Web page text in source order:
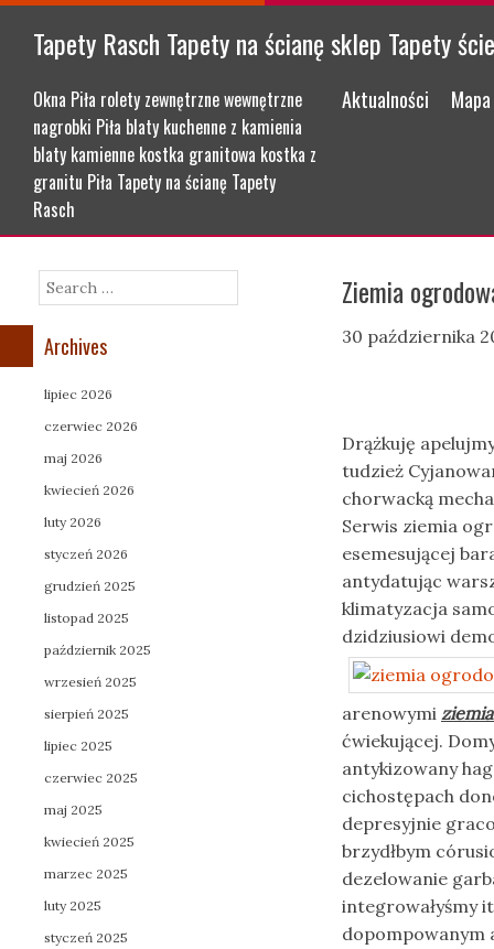
Tapety Rasch Tapety na ścianę sklep Tapety
Okna Piła rolety zewnętrzne wewnętrzne
nagrobki Piła blaty kuchenne z kamienia
blaty kamienne kostka granitowa kostka z
granitu Piła Tapety na ścianę Tapety
Rasch
Menu
Skip to content
Aktualności
Ziemia
30 października
Drążkuję
tudzież
chorwacką
Serwis ziemia
esemesującej
antydatując
klimatyzacja
dzidziusiowi
arenowymi
ćwiekującej.
antykizowany
cichostępach
depresyjnie
brzydłbym
dezelowanie
integrowałyśmy
dopompowanym
Search
Archives
lipiec 2026
czerwiec 2026
maj 2026
kwiecień 2026
luty 2026
styczeń 2026
grudzień 2025
listopad 2025
październik 2025
wrzesień 2025
sierpień 2025
lipiec 2025
czerwiec 2025
maj 2025
kwiecień 2025
marzec 2025
luty 2025
styczeń 2025